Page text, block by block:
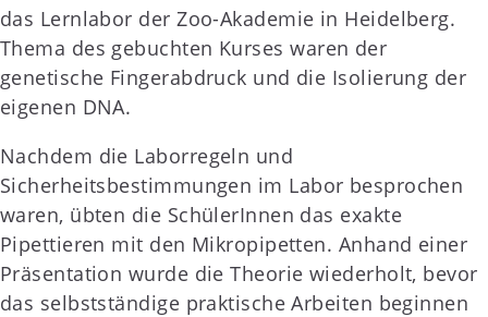
das Lernlabor der Zoo-Akademie in Heidelberg.
Thema des gebuchten Kurses waren der
genetische Fingerabdruck und die Isolierung der
eigenen DNA.
Nachdem die Laborregeln und
Sicherheitsbestimmungen im Labor besprochen
waren, übten die SchülerInnen das exakte
Pipettieren mit den Mikropipetten. Anhand einer
Präsentation wurde die Theorie wiederholt, bevor
das selbstständige praktische Arbeiten beginnen